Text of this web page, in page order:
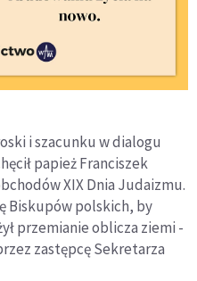
i szacunku w dialogu
papież Franciszek
XIX Dnia Judaizmu.
Biskupów polskich, by
przemianie oblicza ziemi -
zastępcę Sekretarza